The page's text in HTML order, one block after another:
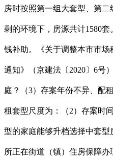
房时按照第一组大套型、第
剩的环境下，房源共计1580
钱补助。《关于调整本市市
通知》（京建法〔2020〕6号
庭？（3）存案年份不异、配
租套型尺度为：（2）存案时
型的家庭能够升档选择中套
所正在街道（镇）住房保障